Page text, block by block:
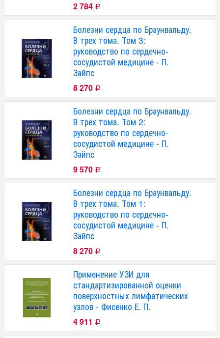
2 784 Р
Болезни сердца по Браунвальду.
В трех тома. Том 3:
руководство по сердечно-
сосудистой медицине - П.
Зайпс
8 270 Р
Болезни сердца по Браунвальду.
В трех тома. Том 2:
руководство по сердечно-
сосудистой медицине - П.
Зайпс
9 570 Р
Болезни сердца по Браунвальду.
В трех тома. Том 1:
руководство по сердечно-
сосудистой медицине - П.
Зайпс
8 270 Р
Применение УЗИ для
стандартизированной оценки
поверхностных лимфатических
узлов - Фисенко Е. П.
4 911 Р